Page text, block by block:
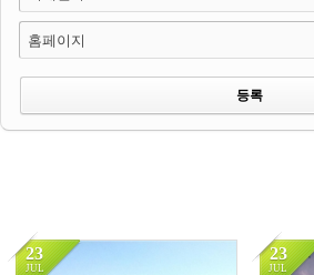
홈페이지
23
JUL
23
JUL